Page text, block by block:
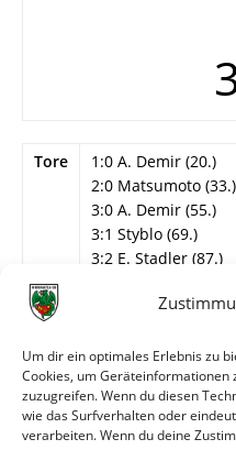
Um dir ein optimales Erlebnis zu
Cookies, um
zuzugreifen. Wenn du diesen
wie das Surfverhalten oder
verarbeiten. Wenn du deine
Tore
1:0 A. Demir (20.)
2:0 Matsumoto (33.)
3:0 A. Demir (55.)
3:1 Styblo (69.)
3:2 E. Stadler (87.)
Info
Eichbaum-Cup, 2.
E. Mattern (U19) –
(65. Moos) – P.
A. Demir,